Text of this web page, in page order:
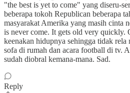
"the best is yet to come" yang diseru-
beberapa tokoh Republican beberapa
masyarakat Amerika yang masih cinta
is never come. It gets old very quickly.
keenakan hidupnya sehingga tidak rela
sofa di rumah dan acara football di tv.
sudah diobral kemana-mana. Sad.
Reply